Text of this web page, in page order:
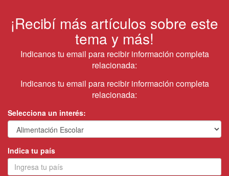
¡Recibí más artículos sobre este
tema y más!
Indicanos tu email para recibir información completa
relacionada:
Indicanos tu email para recibir información completa
relacionada:
Selecciona un interés:
Indica tu país